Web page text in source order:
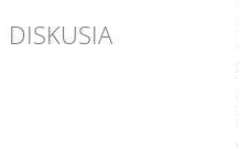
DISKUSIA